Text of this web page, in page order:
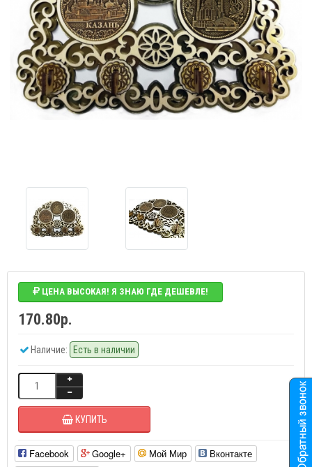
ЦЕНА ВЫСОКАЯ! Я ЗНАЮ ГДЕ ДЕШЕВЛЕ!
170.80р.
Наличие: Есть в наличии
КУПИТЬ
Facebook Google+ Мой Мир
Вконтакте